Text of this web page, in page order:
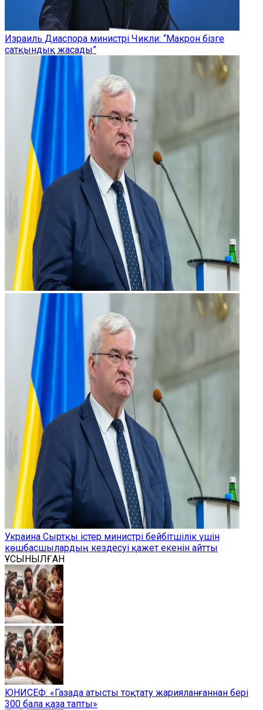
Израиль Диаспора министрі Чикли: “Макрон бізге
сатқындық жасады”
Украина Сыртқы істер министрі бейбітшілік үшін
көшбасшылардың кездесуі қажет екенін айтты
ҰСЫНЫЛҒАН
ЮНИСЕФ: «Газада атысты тоқтату жарияланғаннан бері
300 бала қаза тапты»